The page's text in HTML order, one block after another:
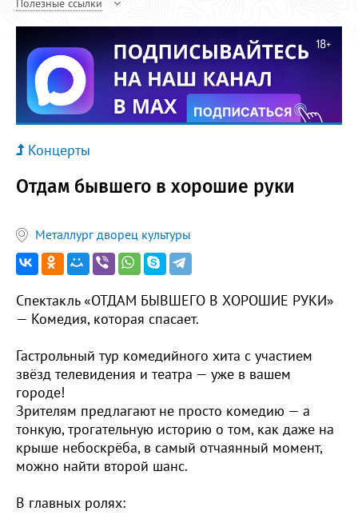
Концерты
Отдам бывшего в хорошие руки
Металлург дворец культуры
Спектакль «ОТДАМ БЫВШЕГО В ХОРОШИЕ РУКИ»
— Комедия, которая спасает.
Гастрольный тур комедийного хита с участием
звёзд телевидения и театра — уже в вашем
городе!
Зрителям предлагают не просто комедию — а
тонкую, трогательную историю о том, как даже на
крыше небоскрёба, в самый отчаянный момент,
можно найти второй шанс.
В главных ролях: